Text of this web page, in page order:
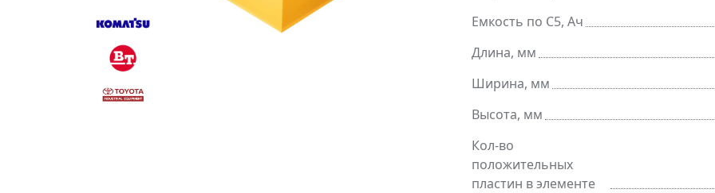
Емкость по C5, Ач
Длина, мм
Ширина, мм
Высота, мм
Кол-во
положительных
пластин в элементе